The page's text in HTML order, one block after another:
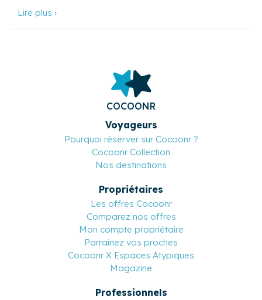
Lire plus ›
COCOONR
Voyageurs
Pourquoi réserver sur Cocoonr ?
Cocoonr Collection
Nos destinations
Propriétaires
Les offres Cocoonr
Comparez nos offres
Mon compte propriétaire
Parrainez vos proches
Cocoonr X Espaces Atypiques
Magazine
Professionnels